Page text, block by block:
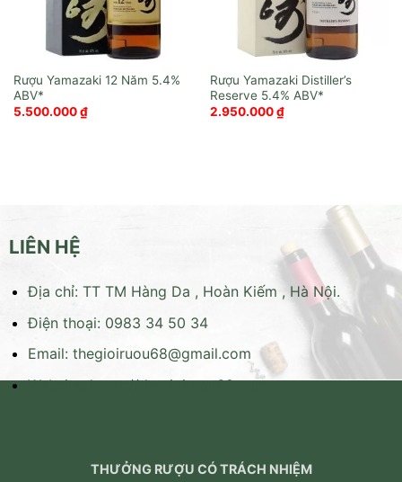
Rượu Yamazaki 12 Năm
5.500.000₫
Rượu Yamazaki Distiller’s
Reserve
2.950.000₫
LIÊN HỆ
Địa chỉ: TT TM Hàng Da , Hoàn Kiếm , Hà Nội.
Điện thoại: 0983 34 50 34
Email: thegioiruou68@gmail.com
Website:https://thegioiruou68.com
THƯỞNG RƯỢU CÓ TRÁCH NHIỆM